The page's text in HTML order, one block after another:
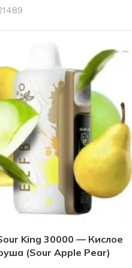
King 30000 — Кислое
(Sour Apple Pear)